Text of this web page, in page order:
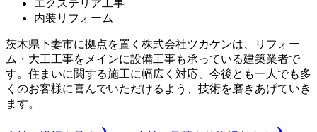
エクステリア工事
内装リフォーム
茨木県下妻市に拠点を置く株式会社ツカケンは、リフォー
ム・大工工事をメインに設備工事も承っている建築業者で
す。住まいに関する施工に幅広く対応、今後とも一人でも多
くのお客様に喜んでいただけるよう、技術を磨きあげていき
ます。